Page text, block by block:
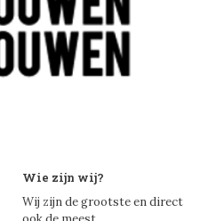
Wie zijn wij?
Wij zijn de grootste en direct